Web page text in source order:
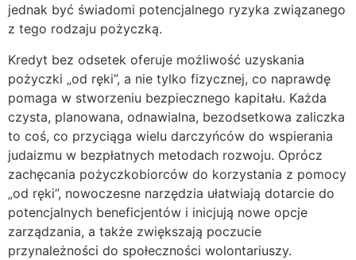
jednak być świadomi potencjalnego ryzyka związanego
z tego rodzaju pożyczką.
Kredyt bez odsetek oferuje możliwość uzyskania
pożyczki „od ręki”, a nie tylko fizycznej, co naprawdę
pomaga w stworzeniu bezpiecznego kapitału. Każda
czysta, planowana, odnawialna, bezodsetkowa zaliczka
to coś, co przyciąga wielu darczyńców do wspierania
judaizmu w bezpłatnych metodach rozwoju. Oprócz
zachęcania pożyczkobiorców do korzystania z pomocy
„od ręki”, nowoczesne narzędzia ułatwiają dotarcie do
potencjalnych beneficjentów i inicjują nowe opcje
zarządzania, a także zwiększają poczucie
przynależności do społeczności wolontariuszy.